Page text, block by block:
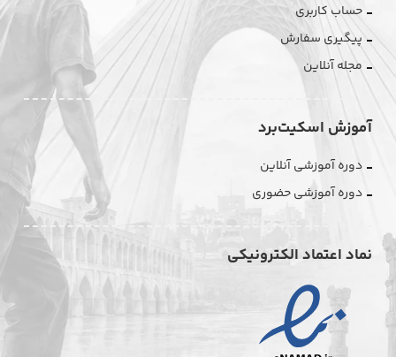
حساب کاربری
پیگیری سفارش
مجله آنلاین
آموزش اسکیت‌برد
دوره آموزشی آنلاین
دوره آموزشی حضوری
نماد اعتماد الکترونیکی